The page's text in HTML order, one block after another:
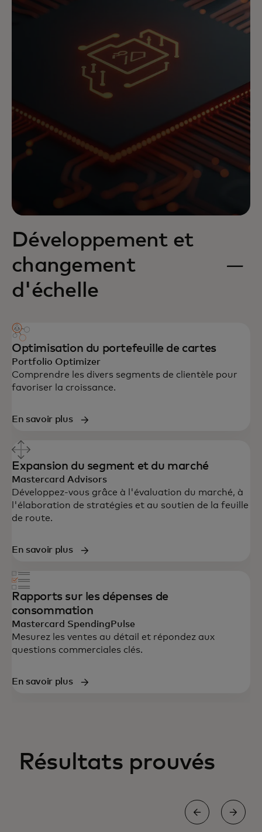
Développement et
changement
d'échelle
Optimisation du portefeuille de cartes
Portfolio Optimizer
Comprendre les divers segments de clientèle pour
favoriser la croissance.
En savoir plus
Expansion du segment et du marché
Mastercard Advisors
Développez-vous grâce à l'évaluation du marché, à
l'élaboration de stratégies et au soutien de la feuille
de route.
En savoir plus
Rapports sur les dépenses de
consommation
Mastercard SpendingPulse
Mesurez les ventes au détail et répondez aux
questions commerciales clés.
En savoir plus
Résultats prouvés